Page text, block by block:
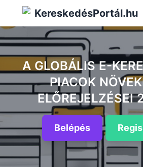
KereskedésPortál.hu
A GLOBÁLIS E-
PIACOK
ELŐREJELZÉSEI
Belépés